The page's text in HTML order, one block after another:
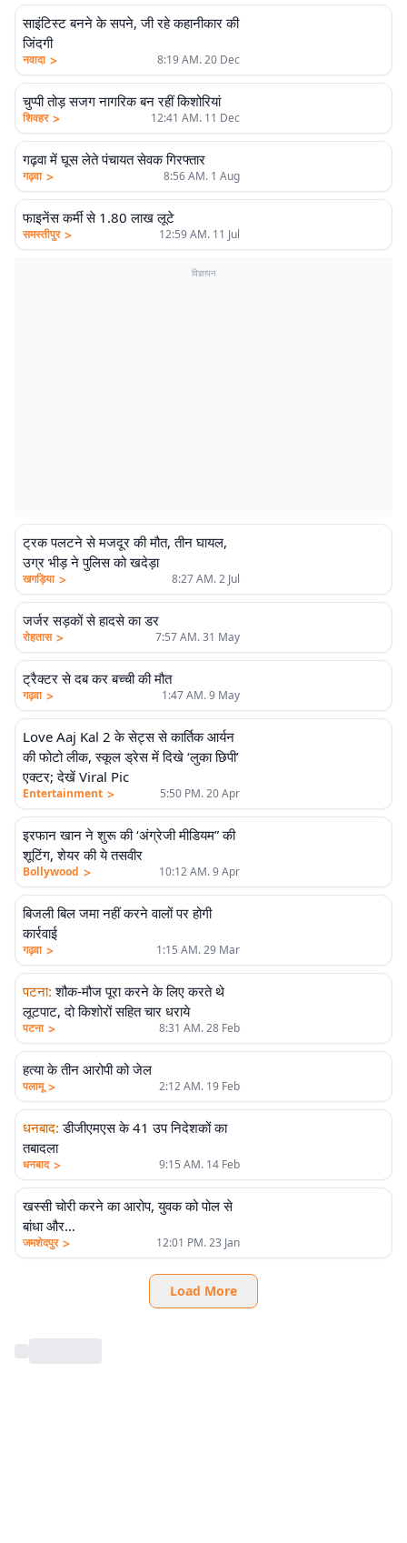
साइंटिस्ट बनने के सपने, जी रहे कहानीकार की
जिंदगी
नवादा > 8:19 AM. 20 Dec
चुप्पी तोड़ सजग नागरिक बन रहीं किशोरियां
शिवहर > 12:41 AM. 11 Dec
गढ़वा में घूस लेते पंचायत सेवक गिरफ्तार
गढ़वा > 8:56 AM. 1 Aug
फाइनेंस कर्मी से 1.80 लाख लूटे
समस्तीपुर > 12:59 AM. 11 Jul
विज्ञापन
ट्रक पलटने से मजदूर की मौत, तीन घायल,
उग्र भीड़ ने पुलिस को खदेड़ा
खगड़िया > 8:27 AM. 2 Jul
जर्जर सड़कों से हादसे का डर
रोहतास > 7:57 AM. 31 May
ट्रैक्टर से दब कर बच्ची की मौत
गढ़वा > 1:47 AM. 9 May
Love Aaj Kal 2 के सेट्स से कार्तिक आर्यन
की फोटो लीक, स्कूल ड्रेस में दिखे ‘लुका छिपी’
एक्टर; देखें Viral Pic
Entertainment > 5:50 PM. 20 Apr
इरफान खान ने शुरू की ‘अंग्रेजी मीडियम” की
शूटिंग, शेयर की ये तसवीर
Bollywood > 10:12 AM. 9 Apr
बिजली बिल जमा नहीं करने वालों पर होगी
कार्रवाई
गढ़वा > 1:15 AM. 29 Mar
पटना: शौक-मौज पूरा करने के लिए करते थे
लूटपाट, दो किशोरों सहित चार धराये
पटना > 8:31 AM. 28 Feb
हत्या के तीन आरोपी को जेल
पलामू > 2:12 AM. 19 Feb
धनबाद: डीजीएमएस के 41 उप निदेशकों का
तबादला
धनबाद > 9:15 AM. 14 Feb
खस्सी चोरी करने का आरोप, युवक को पोल से
बांधा और…
जमशेदपुर > 12:01 PM. 23 Jan
Load More